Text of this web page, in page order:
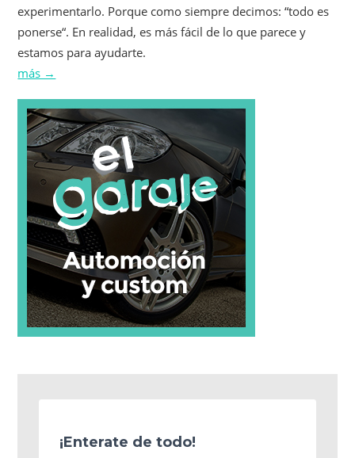
experimentarlo. Porque como siempre decimos: “todo es
ponerse“. En realidad, es más fácil de lo que parece y
estamos para ayudarte.
más →
¡Enterate de todo!